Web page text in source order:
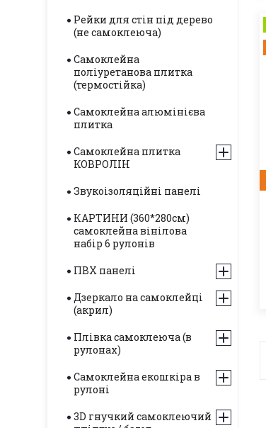
Рейки для стін під дерево
(не самоклеюча)
Самоклейна
поліуретанова плитка
(термостійка)
Самоклейна алюмінієва
плитка
Самоклейна плитка
КОВРОЛІН
Звукоізоляційні панелі
КАРТИНИ (360*280см)
самоклейна вінілова
набір 6 рулонів
ПВХ панелі
Дзеркало на самоклейці
(акрил)
Плівка самоклеюча (в
рулонах)
Самоклейна екошкіра в
рулоні
3D гнучкий самоклеючий